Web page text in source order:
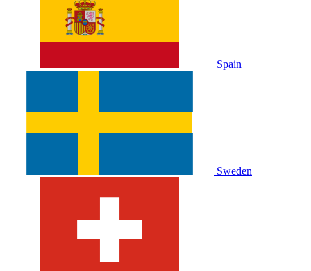
Spain
Sweden